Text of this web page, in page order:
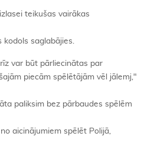
teikušas vairākas
kodols saglabājies.
var būt pārliecinātas par
piecām spēlētājām vēl jālemj,"
paliksim bez pārbaudes spēlēm
aicinājumiem spēlēt Polijā,